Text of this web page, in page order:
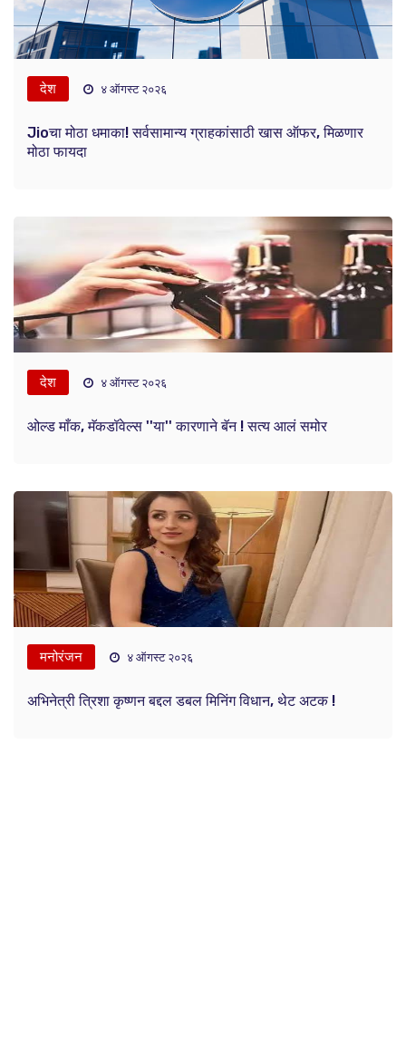
देश ४ ऑगस्ट २०२६
Jioचा मोठा धमाका! सर्वसामान्य ग्राहकांसाठी खास ऑफर, मिळणार
मोठा फायदा
देश ४ ऑगस्ट २०२६
ओल्ड माँक, मॅकडॉवेल्स ''या'' कारणाने बॅन ! सत्य आलं समोर
मनोरंजन ४ ऑगस्ट २०२६
अभिनेत्री त्रिशा कृष्णन बद्दल डबल मिनिंग विधान, थेट अटक !